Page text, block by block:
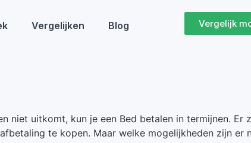
Vergelijken Blog Vergelijk
niet uitkomt, kun je een Bed betalen in termijnen. Er
te kopen. Maar welke mogelijkheden zijn er